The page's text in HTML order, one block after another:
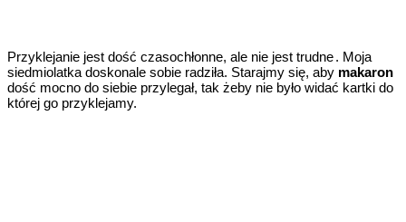
Przyklejanie jest dość czasochłonne, ale nie jest trudne
https://
. Moja
siedmiolatka doskonale sobie radziła. Starajmy się, aby makaron
dość mocno do siebie przylegał, tak żeby nie było widać kartki do
której go przyklejamy.